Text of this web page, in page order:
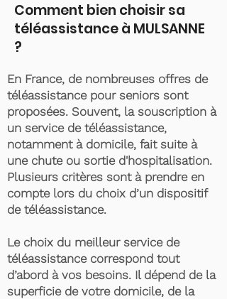
Comment bien choisir sa
téléassistance à MULSANNE
?
En France, de nombreuses offres de
téléassistance pour seniors sont
proposées. Souvent, la souscription à
un service de téléassistance,
notamment à domicile, fait suite à
une chute ou sortie d'hospitalisation.
Plusieurs critères sont à prendre en
compte lors du choix d’un dispositif
de téléassistance.
Le choix du meilleur service de
téléassistance correspond tout
d’abord à vos besoins. Il dépend de la
superficie de votre domicile, de la